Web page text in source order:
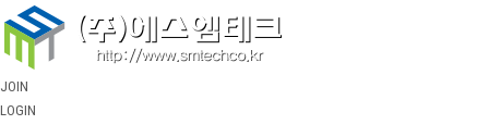
JOIN
LOGIN